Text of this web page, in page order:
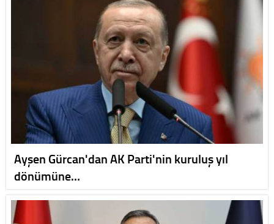
Ayşen Gürcan'dan AK Parti'nin kuruluş yıl
dönümüne…